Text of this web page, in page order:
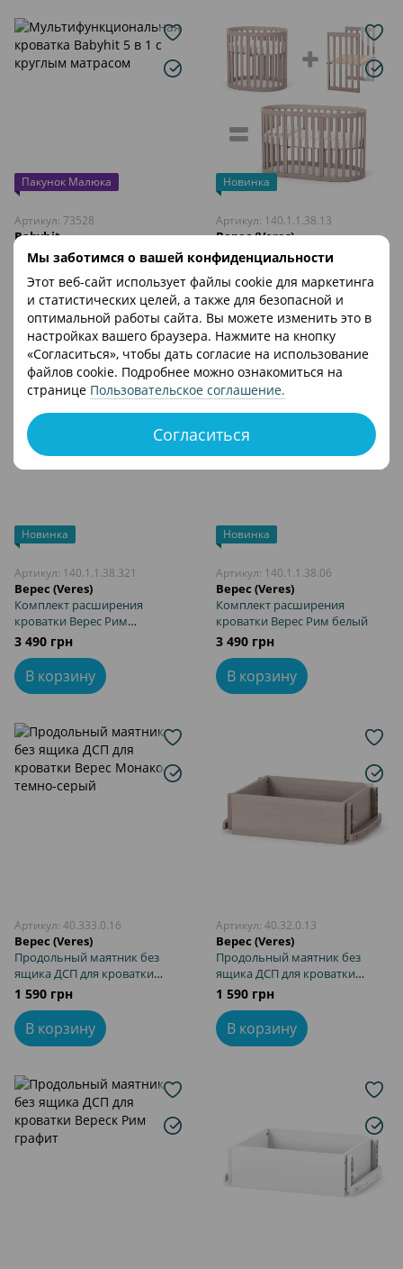
Мы заботимся о вашей конфиденциальности
Этот веб-сайт использует файлы cookie для маркетинга
и статистических целей, а также для безопасной и
оптимальной работы сайта. Вы можете изменить это в
настройках вашего браузера. Нажмите на кнопку
«Согласиться», чтобы дать согласие на использование
файлов cookie. Подробнее можно ознакомиться на
странице Пользовательское соглашение.
Согласиться
Пакунок Малюка
Артикул: 73528
Babyhit
Мультифункциональная
круглым матрасом
5 184 грн
В корзину
Новинка
Артикул: 140.1.1.38.13
Верес (Veres)
Комплект расширения
кроватки Верес Рим капучино
3 490 грн
В корзину
Новинка
Артикул: 140.1.1.38.321
Верес (Veres)
Комплект расширения
кроватки Верес Рим
графитовый
3 490 грн
В корзину
Новинка
Артикул: 140.1.1.38.06
Верес (Veres)
Комплект расширения
кроватки Верес Рим белый
3 490 грн
В корзину
Артикул: 40.333.0.16
Верес (Veres)
Продольный маятник без
ящика ДСП для кроватки
Верес Монако темно-серый
1 590 грн
В корзину
Артикул: 40.32.0.13
Верес (Veres)
Продольный маятник без
ящика ДСП для кроватки
Верес Рим капучино
1 590 грн
В корзину